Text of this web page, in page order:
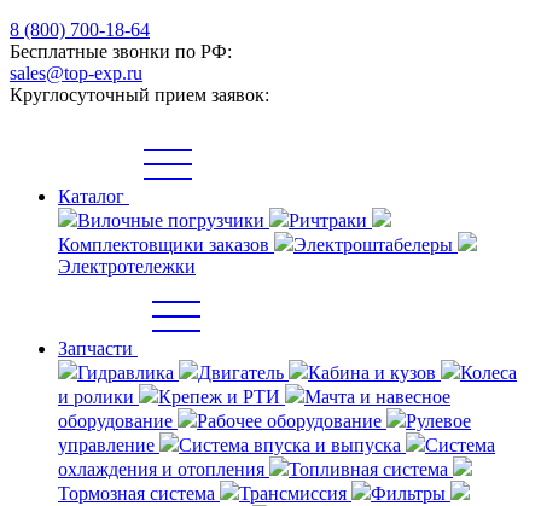
8 (800) 700-18-64
Бесплатные звонки по РФ:
sales@top-exp.ru
Круглосуточный прием заявок:
Каталог
Вилочные погрузчики
Ричтраки
Комплектовщики заказов
Электроштабелеры
Электротележки
Запчасти
Гидравлика
Двигатель Кабина и кузов
Колеса
и ролики
Крепеж и РТИ
Мачта и навесное
оборудование
Рабочее оборудование
Рулевое
управление
Система впуска и выпуска
Система
охлаждения и отопления
Топливная система
Тормозная система
Трансмиссия
Фильтры